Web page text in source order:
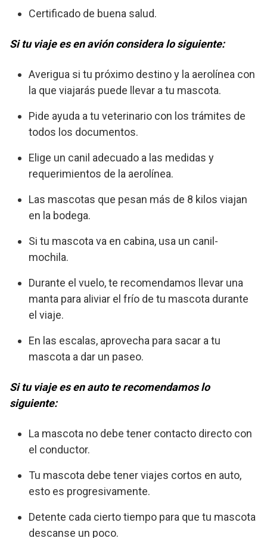
Certificado de buena salud.
Si tu viaje es en avión considera lo siguiente:
Averigua si tu próximo destino y la aerolínea con
la que viajarás puede llevar a tu mascota.
Pide ayuda a tu veterinario con los trámites de
todos los documentos.
Elige un canil adecuado a las medidas y
requerimientos de la aerolínea.
Las mascotas que pesan más de 8 kilos viajan
en la bodega.
Si tu mascota va en cabina, usa un canil-
mochila.
Durante el vuelo, te recomendamos llevar una
manta para aliviar el frío de tu mascota durante
el viaje.
En las escalas, aprovecha para sacar a tu
mascota a dar un paseo.
Si tu viaje es en auto te recomendamos lo
siguiente:
La mascota no debe tener contacto directo con
el conductor.
Tu mascota debe tener viajes cortos en auto,
esto es progresivamente.
Detente cada cierto tiempo para que tu mascota
descanse un poco.